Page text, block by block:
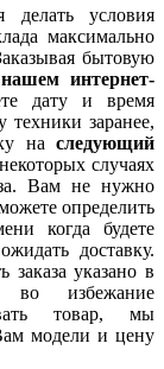
делать условия
максимально
бытовую
интернет-
дату и время
техники заранее,
на следующий
случаях
Вам не нужно
определить
когда будете
доставку.
указано в
во избежание
товар, мы
модели и цену